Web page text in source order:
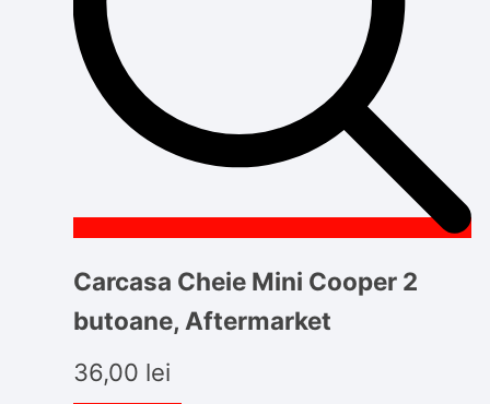
Carcasa Cheie Mini Cooper 2
butoane, Aftermarket
36,00 lei